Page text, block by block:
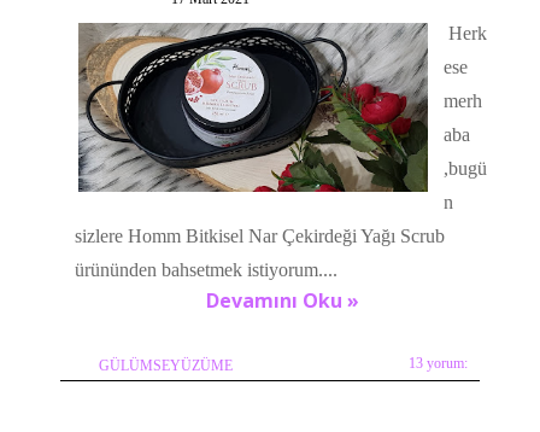
Herk
ese
merh
aba
,bugü
n
sizlere Homm Bitkisel Nar Çekirdeği Yağı Scrub
ürününden bahsetmek istiyorum....
Devamını Oku »
GÜLÜMSEYÜZÜME 13 yorum: